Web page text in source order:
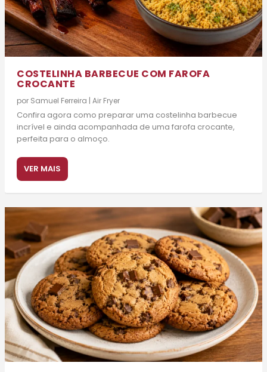
COSTELINHA BARBECUE COM FAROFA
CROCANTE
por Samuel Ferreira | Air Fryer
Confira agora como preparar uma costelinha barbecue
incrível e ainda acompanhada de uma farofa crocante,
perfeita para o almoço.
VER MAIS